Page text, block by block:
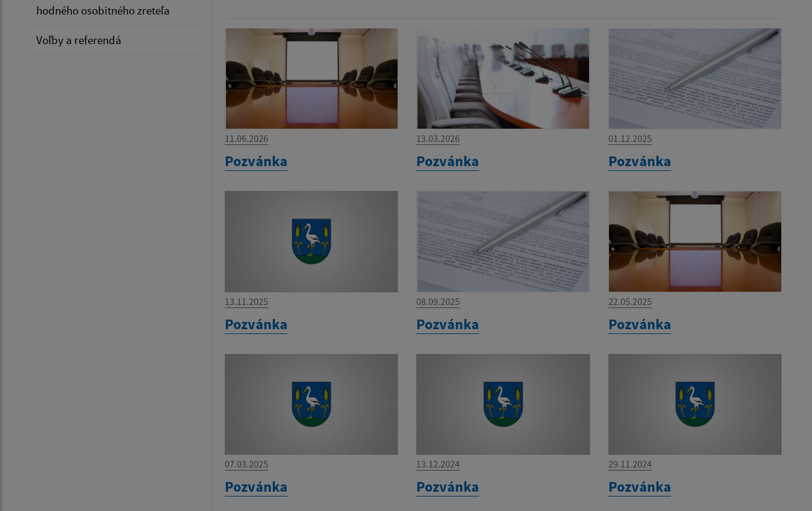
hodného osobitného zreteľa
Voľby a referendá
11.06.2026
Pozvánka
13.03.2026
Pozvánka
01.12.2025
Pozvánka
13.11.2025
Pozvánka
08.09.2025
Pozvánka
22.05.2025
Pozvánka
07.03.2025
Pozvánka
13.12.2024
Pozvánka
29.11.2024
Pozvánka